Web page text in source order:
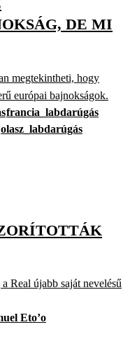
DE MI
megtekintheti, hogy
európai bajnokságok.
francia_labdarúgás
olasz_labdarúgás
Real újabb saját nevelésű
Eto’o